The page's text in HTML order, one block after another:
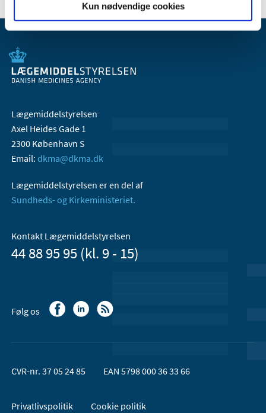
Kun nødvendige cookies
Lægemiddelstyrelsen
Axel Heides Gade 1
2300 København S
Email: dkma@dkma.dk
Lægemiddelstyrelsen er en del af
Sundheds- og Kirkeministeriet.
Kontakt Lægemiddelstyrelsen
44 88 95 95 (kl. 9 - 15)
Følg os
CVR-nr. 37 05 24 85 EAN 5798 000 36 33 66
Privatlivspolitik
Cookie politik